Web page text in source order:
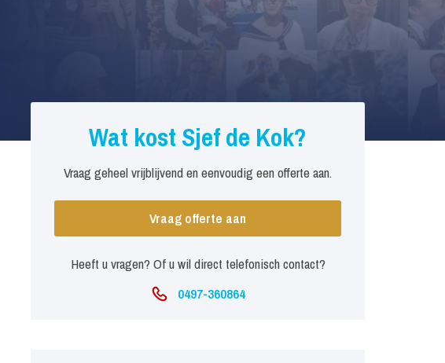
Wat kost Sjef de Kok?
Vraag geheel vrijblijvend en eenvoudig een offerte aan.
Vraag offerte aan
Heeft u vragen? Of u wil direct telefonisch contact?
0497-360864